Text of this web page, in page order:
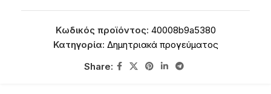
Κωδικός προϊόντος: 40008b9a5380
Κατηγορία: Δημητριακά προγεύματος
Share: